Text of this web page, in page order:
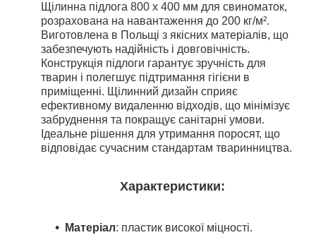
Щілинна підлога 800 x 400 мм для свиноматок,
розрахована на навантаження до 200 кг/м².
Виготовлена в Польщі з якісних матеріалів, що
забезпечують надійність і довговічність.
Конструкція підлоги гарантує зручність для
тварин і полегшує підтримання гігієни в
приміщенні. Щілинний дизайн сприяє
ефективному видаленню відходів, що мінімізує
забруднення та покращує санітарні умови.
Ідеальне рішення для утримання поросят, що
відповідає сучасним стандартам тваринництва.
Характеристики:
Матеріал: пластик високої міцності.